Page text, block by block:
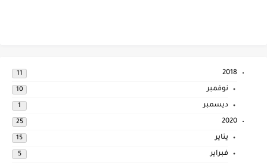
2018
11
نوفمبر 10
ديسمبر 1
2020
25
يناير 15
فبراير 5